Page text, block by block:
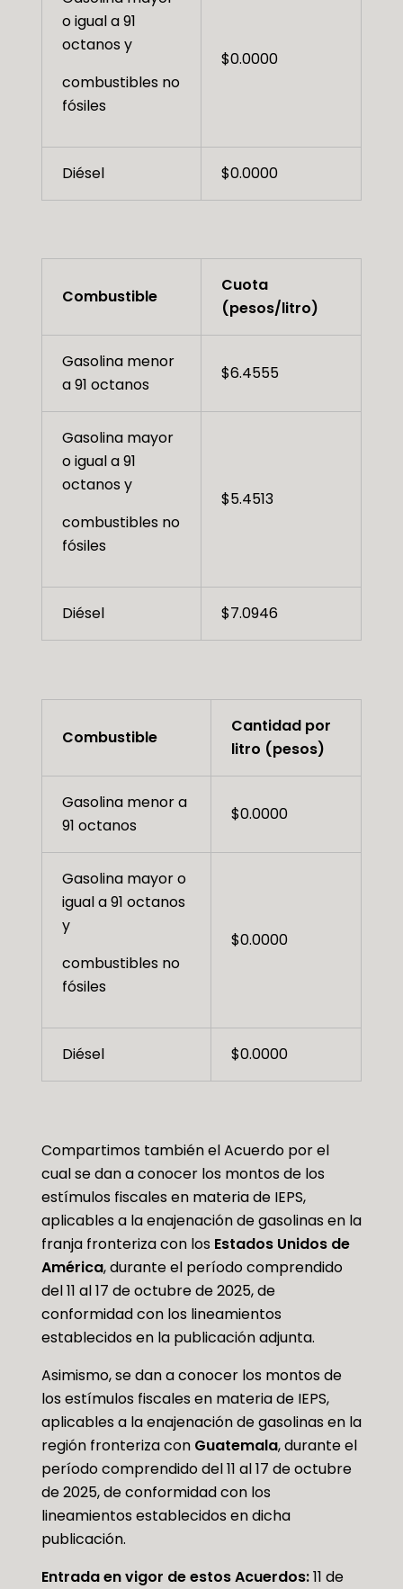
o igual a 91
octanos y
combustibles no
fósiles
$0.0000
Diésel $0.0000
Combustible
Cuota
(pesos/litro)
Gasolina menor
a 91 octanos
$6.4555
Gasolina mayor
o igual a 91
octanos y
combustibles no
fósiles
$5.4513
Diésel $7.0946
Combustible
Cantidad por
litro (pesos)
Gasolina menor a
91 octanos
$0.0000
Gasolina mayor o
igual a 91 octanos
y
combustibles no
fósiles
$0.0000
Diésel $0.0000
Compartimos también el Acuerdo por el
cual se dan a conocer los montos de los
estímulos fiscales en materia de IEPS,
aplicables a la enajenación de gasolinas en la
franja fronteriza con los Estados Unidos de
América, durante el período comprendido
del 11 al 17 de octubre de 2025, de
conformidad con los lineamientos
establecidos en la publicación adjunta.
Asimismo, se dan a conocer los montos de
los estímulos fiscales en materia de IEPS,
aplicables a la enajenación de gasolinas en la
región fronteriza con Guatemala, durante el
período comprendido del 11 al 17 de octubre
de 2025, de conformidad con los
lineamientos establecidos en dicha
publicación.
Entrada en vigor de estos Acuerdos:11 de